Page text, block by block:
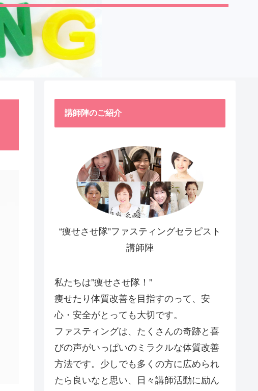
講師陣のご紹介
“痩せさせ隊”ファスティングセラピスト
講師陣
私たちは”痩せさせ隊！”
痩せたり体質改善を目指すのって、安
心・安全がとっても大切です。
ファスティングは、たくさんの奇跡と喜
びの声がいっぱいのミラクルな体質改善
方法です。少しでも多くの方に広められ
たら良いなと思い、日々講師活動に励ん